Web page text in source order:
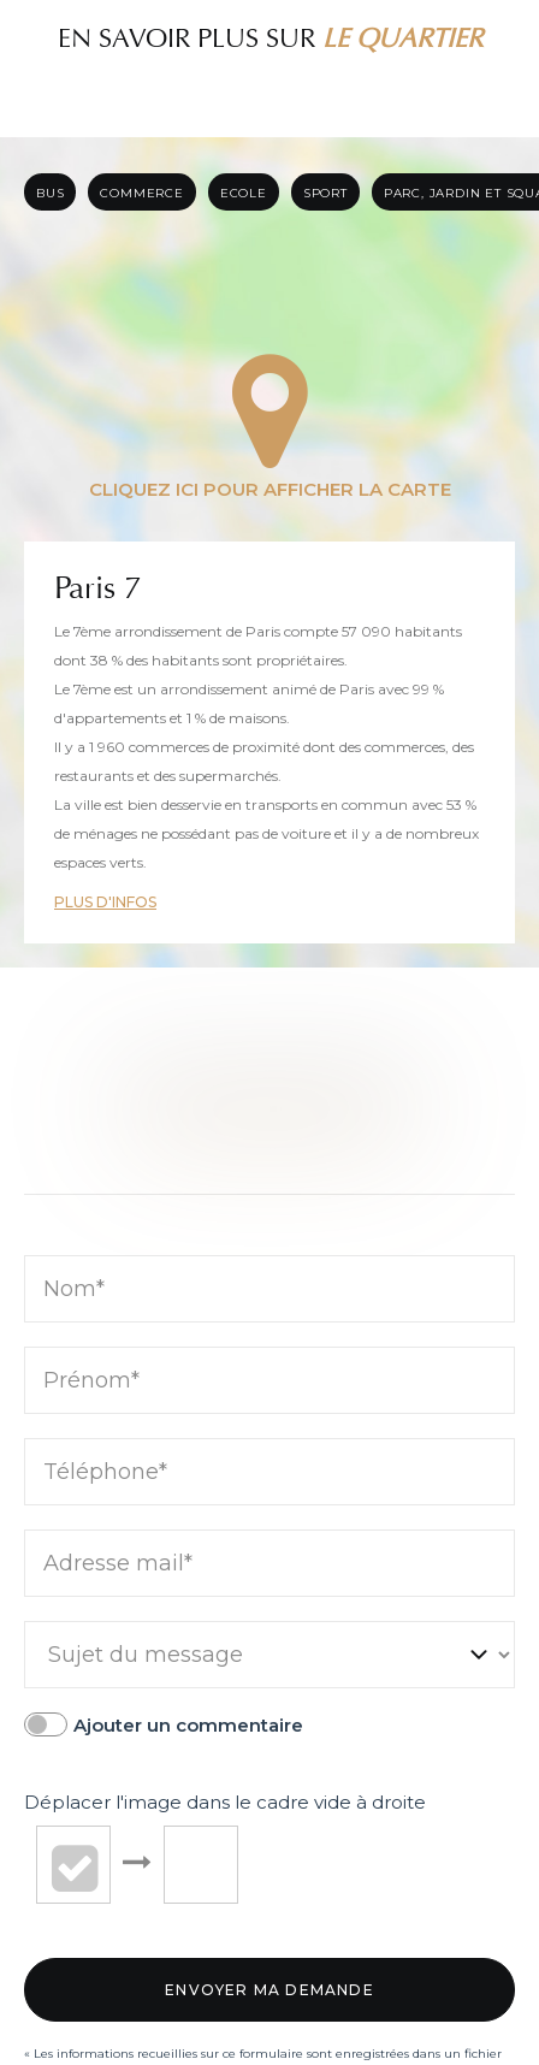
EN SAVOIR PLUS SUR LE QUARTIER
BUS COMMERCE ECOLE SPORT PARC, JARDIN ET
Paris 7
Le 7ème arrondissement de Paris compte 57 090 habitants
dont 38 % des habitants sont propriétaires.
Le 7ème est un arrondissement animé de Paris avec 99 %
d'appartements et 1 % de maisons.
Il y a 1 960 commerces de proximité dont des commerces, des
restaurants et des supermarchés.
La ville est bien desservie en transports en commun avec 53 %
de ménages ne possédant pas de voiture et il y a de nombreux
espaces verts.
PLUS D'INFOS
Nom*
Prénom*
Téléphone*
Adresse mail*
Ajouter un commentaire
Déplacer l'image dans le cadre vide à droite
« Les informations recueillies sur ce formulaire sont enregistrées dans un fichier